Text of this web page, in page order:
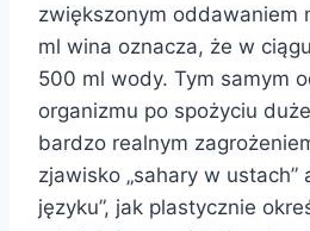
zwiększonym oddawaniem
ml wina oznacza, że w
500 ml wody. Tym samym
organizmu po spożyciu
bardzo realnym
zjawisko „sahary w ustach”
języku”, jak plastycznie